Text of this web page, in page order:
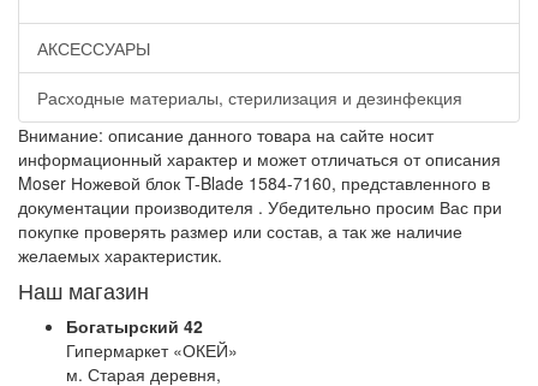
АКСЕССУАРЫ
Расходные материалы, стерилизация и дезинфекция
Внимание: описание данного товара на сайте носит
информационный характер и может отличаться от описания
Moser Ножевой блок T-Blade 1584-7160, представленного в
документации производителя . Убедительно просим Вас при
покупке проверять размер или состав, а так же наличие
желаемых характеристик.
Наш магазин
Богатырский 42
Гипермаркет «ОКЕЙ»
м. Старая деревня,